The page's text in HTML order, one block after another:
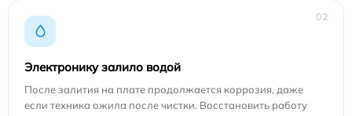
02
Электронику залило водой
После залития на плате продолжается коррозия, даже
если техника ожила после чистки. Восстановить работу